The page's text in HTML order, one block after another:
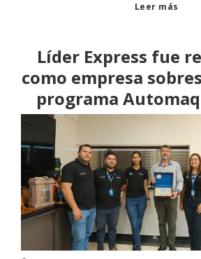
Leer más
Líder Express fue
como empresa
programa